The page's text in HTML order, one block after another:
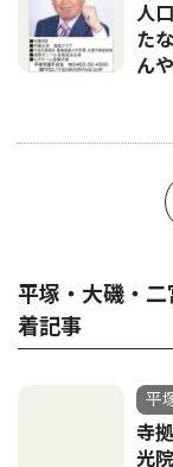
人
た
んや
平塚・大磯・
着記事
平
寺
光